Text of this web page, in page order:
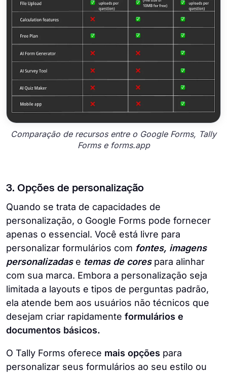
Comparação de recursos entre o Google Forms, Tally
Forms e forms.app
3. Opções de personalização
Quando se trata de capacidades de
personalização, o Google Forms pode fornecer
apenas o essencial. Você está livre para
personalizar formulários com fontes, imagens
personalizadase temas de corespara alinhar
com sua marca. Embora a personalização seja
limitada a layouts e tipos de perguntas padrão,
ela atende bem aos usuários não técnicos que
desejam criar rapidamente formulários e
documentos básicos.
O Tally Forms oferece mais opções para
personalizar seus formulários ao seu estilo ou